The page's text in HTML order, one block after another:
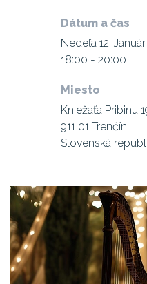
Dátum a čas
Nedeľa 12.
18:00 - 20:00
Miesto
Kniežaťa Pribinu
911 01 Trenčín
Slovenská